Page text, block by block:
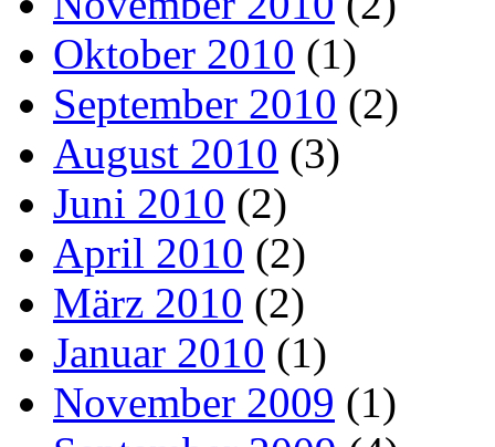
Oktober 2010 (1)
September 2010 (2)
August 2010 (3)
Juni 2010 (2)
April 2010 (2)
März 2010 (2)
Januar 2010 (1)
November 2009 (1)